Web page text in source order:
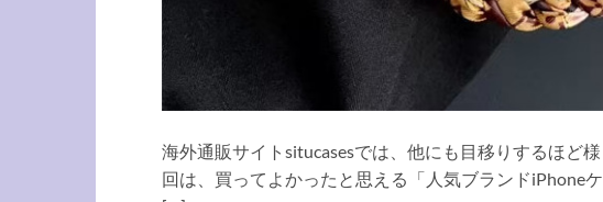
海外通販サイトsitucasesでは、他にも目移りするほど
回は、買ってよかったと思える「人気ブランドiPhone